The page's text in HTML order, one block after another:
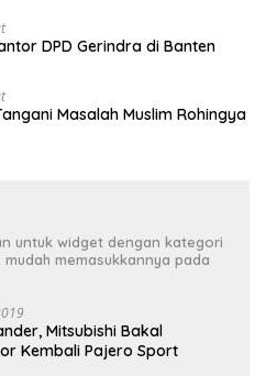
DPD Gerindra di Banten
Masalah Muslim Rohingya
untuk widget dengan kategori
memasukkannya pada
Mitsubishi Bakal
Kembali Pajero Sport